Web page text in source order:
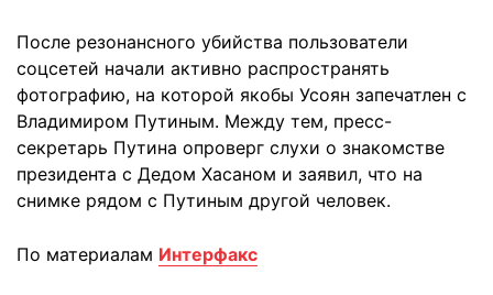
После резонансного убийства пользователи
соцсетей начали активно распространять
фотографию, на которой якобы Усоян запечатлен с
Владимиром Путиным. Между тем, пресс-
секретарь Путина опроверг слухи о знакомстве
президента с Дедом Хасаном и заявил, что на
снимке рядом с Путиным другой человек.
По материалам Интерфакс